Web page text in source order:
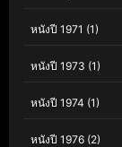
หนังปี 1971 (1)
หนังปี 1973 (1)
หนังปี 1974 (1)
หนังปี 1976 (2)